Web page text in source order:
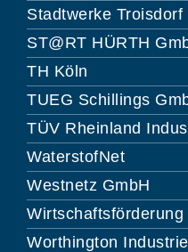
Stadtwerke Troisdorf
ST@RT HÜRTH
TH Köln
TUEG Schillings
TÜV Rheinland
WaterstofNet
Westnetz GmbH
Worthington